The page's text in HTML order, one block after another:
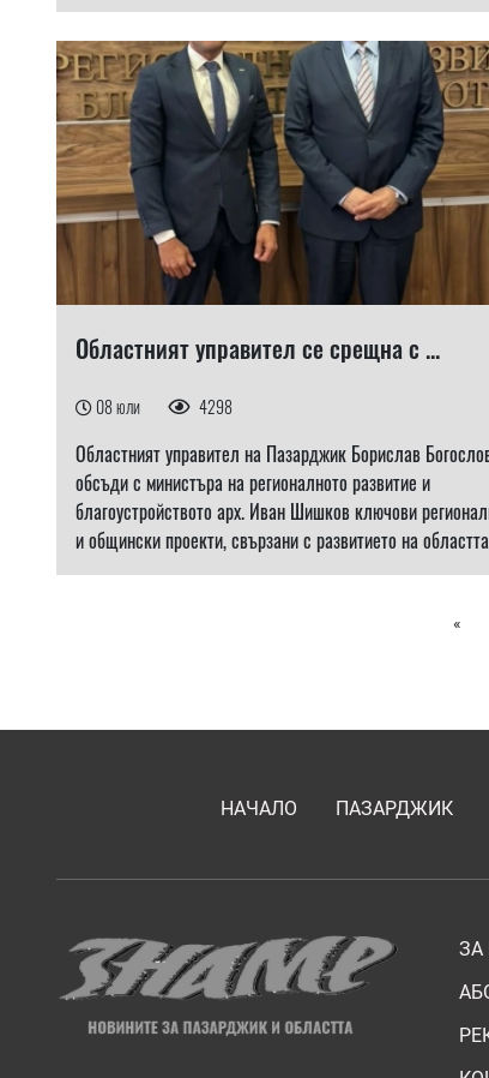
Областният управител се срещна с ...
08 юли 4298
Областният управител на Пазарджик Борислав
обсъди с министъра на регионалното развитие и
благоустройството арх. Иван Шишков ключови
и общински проекти, свързани с развитието на
«
НАЧАЛО ПАЗАРДЖИК
ЗА